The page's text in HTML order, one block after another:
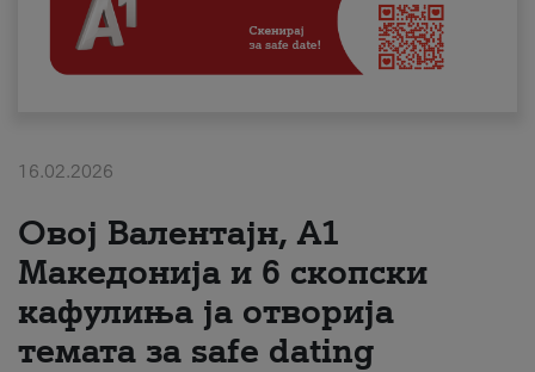
Надополни кредит
Плати сметка
#ПодобарОнлајн
16.02.2026
Овој Валентајн, A1
Македонија и 6 скопски
кафулиња ја отворија
темата за safe dating